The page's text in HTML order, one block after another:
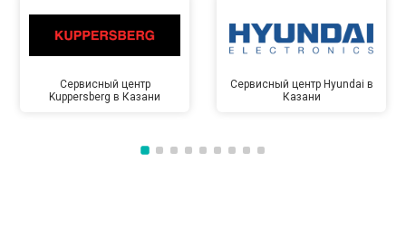
Сервисный центр
Kuppersberg в Казани
Сервисный центр Hyundai в
Казани